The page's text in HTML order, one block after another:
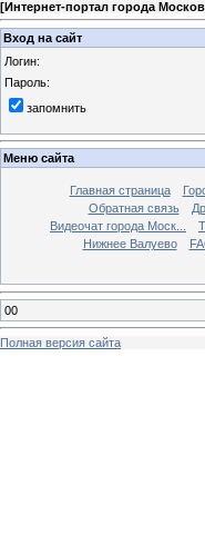
[Интернет-портал города
Вход на сайт
Логин:
Пароль:
запомнить
Меню сайта
Главная страница
Обратная связь
Видеочат города Моск...
Нижнее Валуево
00
Полная версия сайта